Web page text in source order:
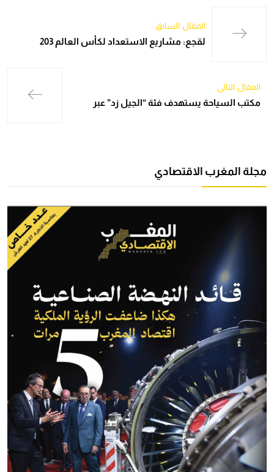
المقال السابق
لقجع: مشاريع الاستعداد لكأس العالم 203
المقال التالي
مكتب السياحة يستهدف فئة “الجيل زد” عبر
مجلة المغرب الاقتصادي